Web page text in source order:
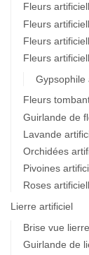
Fleurs
Fleurs
Fleurs
Fleurs
Gypsophile
Fleurs
Guirlande de
Lavande
Orchidées
Pivoines
Roses
Lierre artificiel
Brise vue
Guirlande de